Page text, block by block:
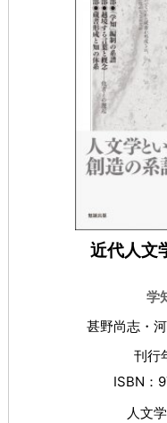
近代人文
学
甚野尚志・
刊行
ISBN：
人文